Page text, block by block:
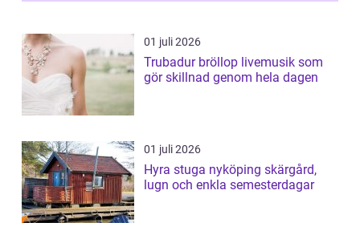
01 juli 2026
Trubadur bröllop livemusik som
gör skillnad genom hela dagen
01 juli 2026
Hyra stuga nyköping skärgård,
lugn och enkla semesterdagar